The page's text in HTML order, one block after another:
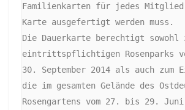
Familienkarten für jedes
Karte ausgefertigt werden muss.
Die Dauerkarte berechtigt sowohl
eintrittspflichtigen Rosenparks
30. September 2014 als auch
die im gesamten Gelände des
Rosengartens vom 27. bis 29. Juni